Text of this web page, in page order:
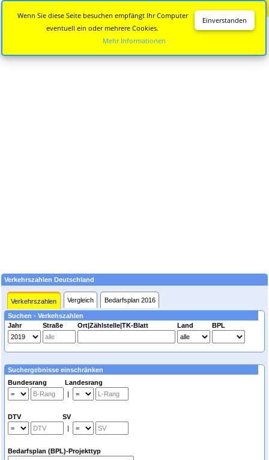
Verkehrszahlen Deutschland
Verkehrszahlen Vergleich Bedarfsplan 2016
Suchen - Verkehszahlen
Jahr
Straße Ort|Zählstelle|TK-Blatt Land BPL
Suchergebnisse einschränken
Bundesrang Landesrang
|
DTV SV
|
Bedarfsplan (BPL)-Projekttyp
Einverstanden
Wenn Sie diese Seite besuchen empfängt Ihr Computer
eventuell ein oder mehrere Cookies.
Mehr Informationen